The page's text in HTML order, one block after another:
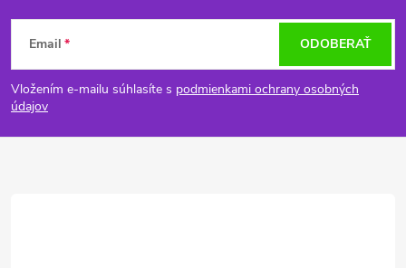
Z
á
p
Email
Vložením e-mailu súhlasíte s podmienkami ochrany osobných
údajov
ODOBERAŤ